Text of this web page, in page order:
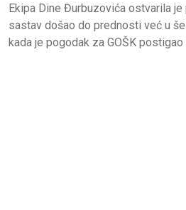
Ekipa Dine Đurbuzovića ostvarila
sastav došao do prednosti već u
kada je pogodak za GOŠK postigao